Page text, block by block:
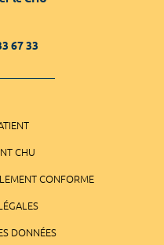
67 33
CHU
CONFORME
DONNÉES